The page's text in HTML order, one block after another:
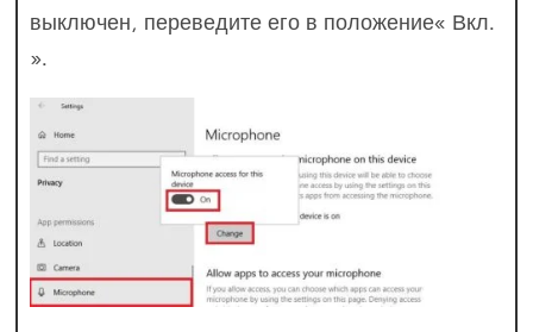
выключен, переведите его в положение« Вкл.
».